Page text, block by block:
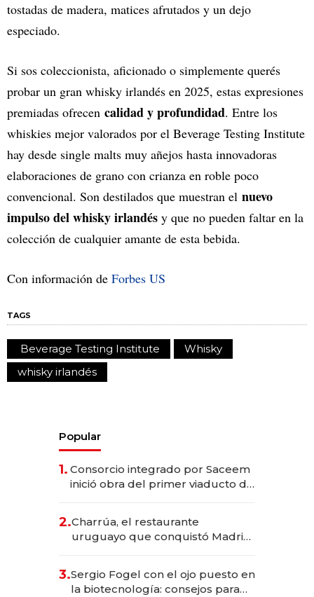
tostadas de madera, matices afrutados y un dejo
especiado.
Si sos coleccionista, aficionado o simplemente querés
probar un gran whisky irlandés en 2025, estas expresiones
premiadas ofrecen calidad y profundidad. Entre los
whiskies mejor valorados por el Beverage Testing Institute
hay desde single malts muy añejos hasta innovadoras
elaboraciones de grano con crianza en roble poco
convencional. Son destilados que muestran el nuevo
impulso del whisky irlandés y que no pueden faltar en la
colección de cualquier amante de esta bebida.
Con información de Forbes US
TAGS
Beverage Testing Institute
Whisky
whisky irlandés
Popular
1. Consorcio integrado por Saceem
inició obra del primer viaducto de
millones
2.Charrúa, el restaurante
uruguayo que conquistó Madrid:
anticipación y prepara apertura
3.Sergio Fogel con el ojo puesto en
la biotecnología: consejos para